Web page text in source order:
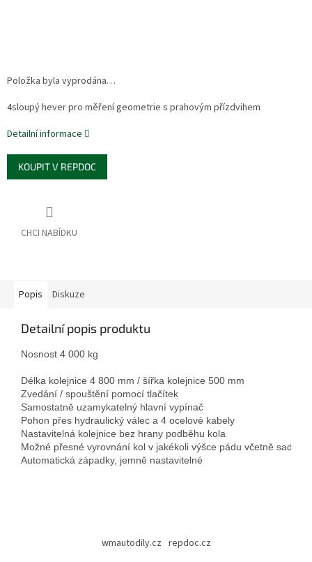
Položka byla vyprodána…
4sloupý hever pro měření geometrie s prahovým přízdvihem
Detailní informace
KOUPIT V REPDOC
Popis Diskuze
Detailní popis produktu
Nosnost 4 000 kg
Délka kolejnice 4 800 mm / šířka kolejnice 500 mm
Zvedání / spouštění pomocí tlačítek
Samostatně uzamykatelný hlavní vypínač
Pohon přes hydraulický válec a 4 ocelové kabely
Nastavitelná kolejnice bez hrany podběhu kola
Možné přesné vyrovnání kol v jakékoli výšce pádu včetně sady
wmautodily.cz repdoc.cz